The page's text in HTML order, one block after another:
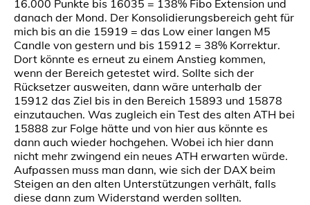
16.000 Punkte bis 16035 = 138% Fibo Extension und
danach der Mond. Der Konsolidierungsbereich geht für
mich bis an die 15919 = das Low einer langen M5
Candle von gestern und bis 15912 = 38% Korrektur.
Dort könnte es erneut zu einem Anstieg kommen,
wenn der Bereich getestet wird. Sollte sich der
Rücksetzer ausweiten, dann wäre unterhalb der
15912 das Ziel bis in den Bereich 15893 und 15878
einzutauchen. Was zugleich ein Test des alten ATH bei
15888 zur Folge hätte und von hier aus könnte es
dann auch wieder hochgehen. Wobei ich hier dann
nicht mehr zwingend ein neues ATH erwarten würde.
Aufpassen muss man dann, wie sich der DAX beim
Steigen an den alten Unterstützungen verhält, falls
diese dann zum Widerstand werden sollten.